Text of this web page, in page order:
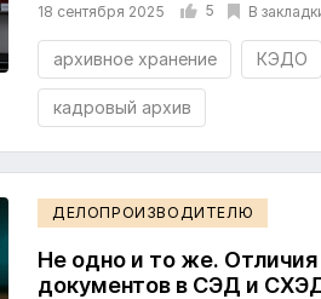
18 сентября 2025 5 В
архивное хранение КЭДО
кадровый архив
ДЕЛОПРОИЗВОДИТЕЛЮ
Не одно и то же. Отличия
документов в СЭД и